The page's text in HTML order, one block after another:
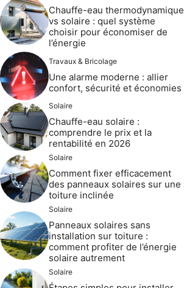
Chauffe-eau thermodynamique
vs solaire : quel système
choisir pour économiser de
l’énergie
Travaux & Bricolage
Une alarme moderne : allier
confort, sécurité et économies
Solaire
Chauffe-eau solaire :
comprendre le prix et la
rentabilité en 2026
Solaire
Comment fixer efficacement
des panneaux solaires sur une
toiture inclinée
Solaire
Panneaux solaires sans
installation sur toiture :
comment profiter de l’énergie
solaire autrement
Solaire